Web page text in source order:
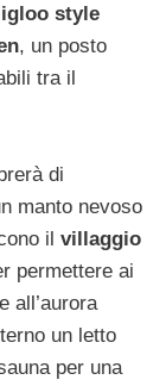
style
, un posto
tra il
di
manto nevoso
il villaggio
permettere ai
all’aurora
un letto
per una